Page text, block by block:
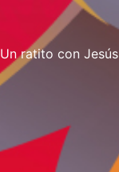
Un ratito con Jesús